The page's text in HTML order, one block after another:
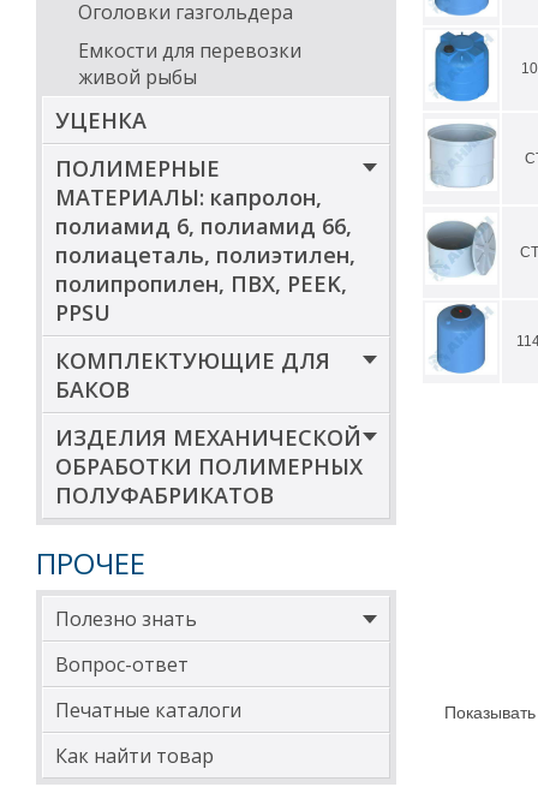
Оголовки газгольдера
Емкости для перевозки
живой рыбы
УЦЕНКА
ПОЛИМЕРНЫЕ
МАТЕРИАЛЫ: капролон,
полиамид 6, полиамид 66,
полиацеталь, полиэтилен,
полипропилен, ПВХ, PEEK,
PPSU
КОМПЛЕКТУЮЩИЕ ДЛЯ
БАКОВ
ИЗДЕЛИЯ МЕХАНИЧЕСКОЙ
ОБРАБОТКИ ПОЛИМЕРНЫХ
ПОЛУФАБРИКАТОВ
ПРОЧЕЕ
Полезно знать
Вопрос-ответ
Печатные каталоги
Как найти товар